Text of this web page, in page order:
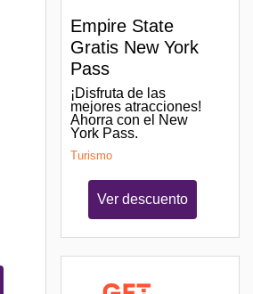
Empire State
Gratis New York
Pass
¡Disfruta de las
mejores atracciones!
Ahorra con el New
York Pass.
Turismo
Ver descuento